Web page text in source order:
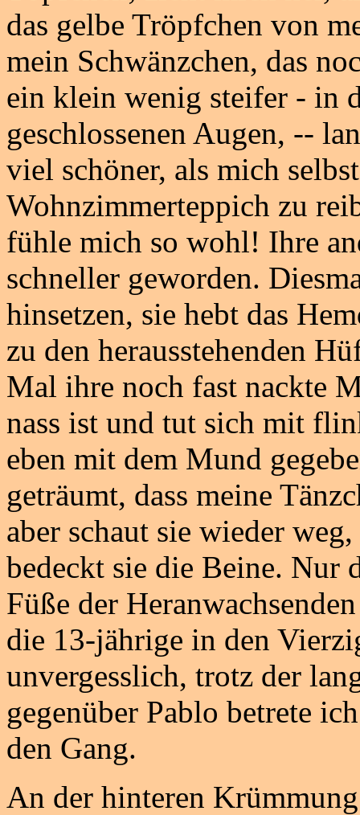
das gelbe Tröpfchen von
mein Schwänzchen, das
ein klein wenig steifer - in
geschlossenen Augen, --
viel schöner, als mich
Wohnzimmerteppich zu
fühle mich so wohl! Ihre
schneller geworden.
hinsetzen, sie hebt das
zu den herausstehenden
Mal ihre noch fast nackte
nass ist und tut sich mit
eben mit dem Mund
geträumt, dass meine
aber schaut sie wieder
bedeckt sie die Beine. Nur
Füße der
die 13-jährige in den
unvergesslich, trotz der
gegenüber Pablo betrete
den Gang.
An der hinteren